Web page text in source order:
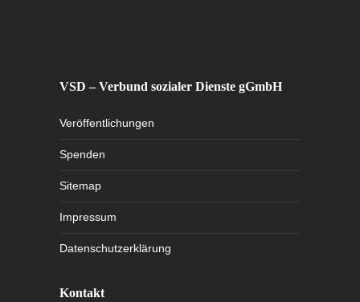
VSD – Verbund sozialer Dienste gGmbH
Veröffentlichungen
Spenden
Sitemap
Impressum
Datenschutzerklärung
Kontakt